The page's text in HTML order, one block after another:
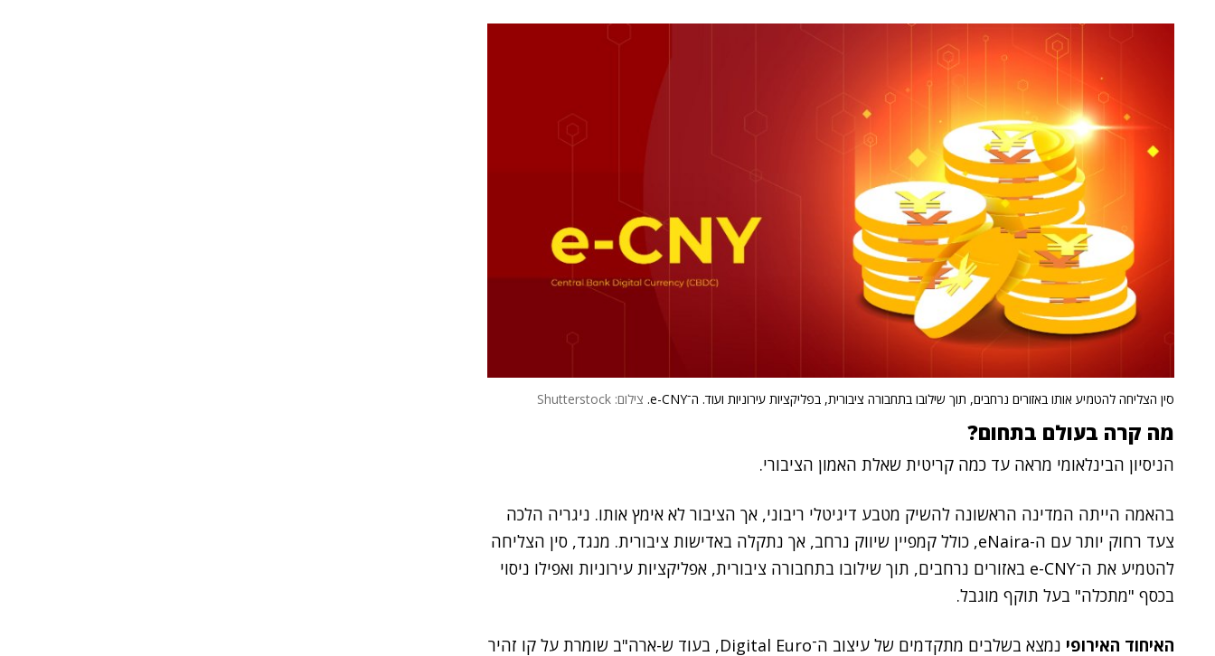
סין הצליחה להטמיע אותו באזורים נרחבים, תוך שילובו בתחבורה ציבורית, בפליקציות עירוניות ועוד. ה־e-CNY. צילום: Shutterstock
מה קרה בעולם בתחום?
הניסיון הבינלאומי מראה עד כמה קריטית שאלת האמון הציבורי.
בהאמה הייתה המדינה הראשונה להשיק מטבע דיגיטלי ריבוני, אך הציבור לא אימץ אותו. ניגריה הלכה
צעד רחוק יותר עם ה-eNaira, כולל קמפיין שיווק נרחב, אך נתקלה באדישות ציבורית. מנגד, סין הצליחה
להטמיע את ה־e-CNY באזורים נרחבים, תוך שילובו בתחבורה ציבורית, אפליקציות עירוניות ואפילו ניסוי
בכסף "מתכלה" בעל תוקף מוגבל.
האיחוד האירופי נמצא בשלבים מתקדמים של עיצוב ה־Digital Euro, בעוד ש-ארה"ב שומרת על קו זהיר